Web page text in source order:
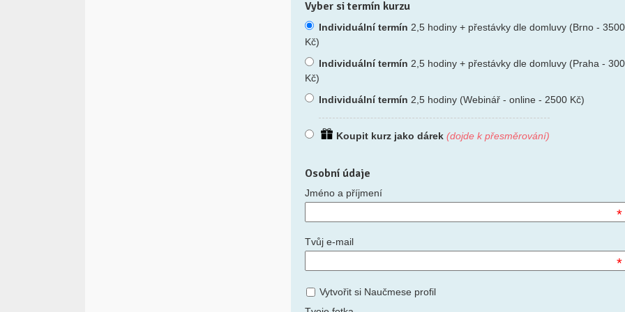
Vyber si termín kurzu
Individuální termín 2,5 hodiny + přestávky dle domluvy (Brno - 3500
Kč)
Individuální termín 2,5 hodiny + přestávky dle domluvy (Praha -
Kč)
Individuální termín 2,5 hodiny (Webinář - online - 2500 Kč)
Koupit kurz jako dárek (dojde k přesměrování)
Osobní údaje
Jméno a příjmení
*
Tvůj e-mail
*
Vytvořit si Naučmese profil